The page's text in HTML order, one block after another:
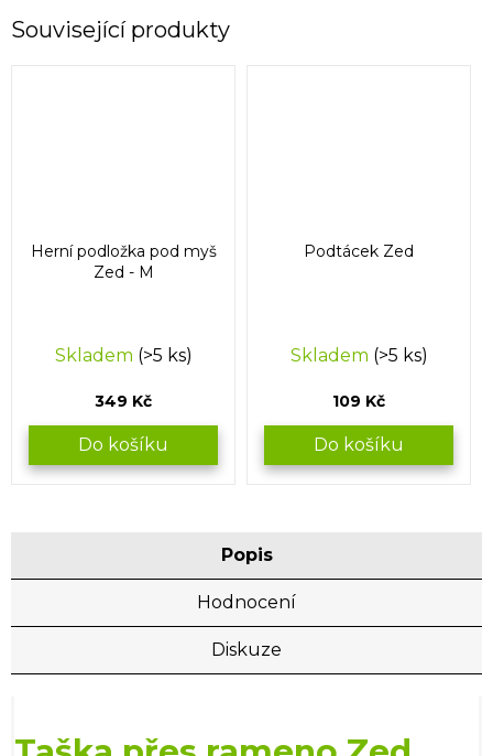
Související produkty
Herní podložka pod myš
Zed - M
Skladem (>5 ks)
349 Kč
Do košíku
Podtácek Zed
Skladem (>5 ks)
109 Kč
Do košíku
Popis
Hodnocení
Diskuze